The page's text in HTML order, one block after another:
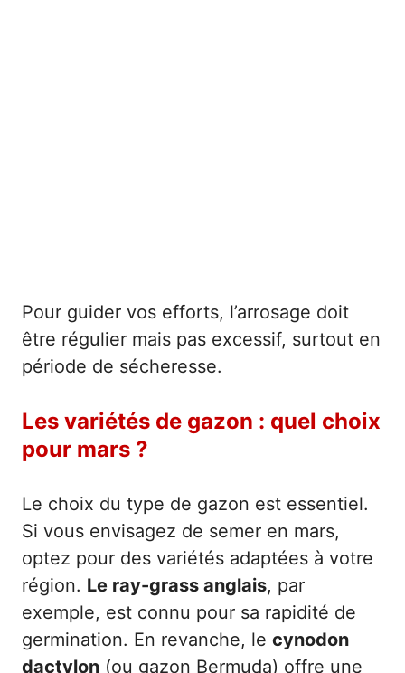
Pour guider vos efforts, l’arrosage doit
être régulier mais pas excessif, surtout en
période de sécheresse.
Les variétés de gazon : quel choix
pour mars ?
Le choix du type de gazon est essentiel.
Si vous envisagez de semer en mars,
optez pour des variétés adaptées à votre
région. Le ray-grass anglais, par
exemple, est connu pour sa rapidité de
germination. En revanche, le cynodon
dactylon (ou gazon Bermuda) offre une